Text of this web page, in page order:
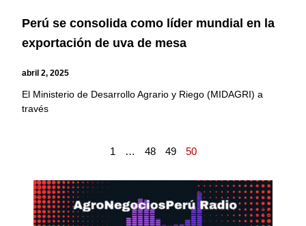
Perú se consolida como líder mundial en la
exportación de uva de mesa
abril 2, 2025
El Ministerio de Desarrollo Agrario y Riego (MIDAGRI) a
través
1 … 48 49 50